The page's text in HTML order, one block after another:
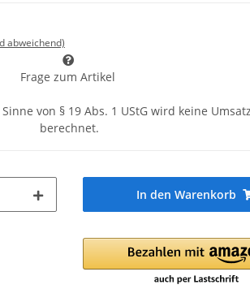
abweichend)
Frage zum Artikel
von § 19 Abs. 1 UStG wird keine
berechnet.
In den Warenkorb